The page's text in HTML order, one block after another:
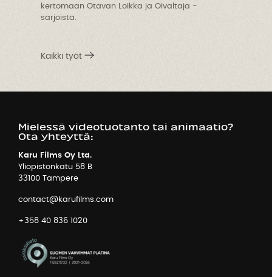
kertomaan Otavan Loikka ja Oivaltaja -
sarjoista.
Kaikki työt
Mielessä videotuotanto tai animaatio?
Ota yhteyttä:
Karu Films Oy Ltd.
Yliopistonkatu 58 B
33100 Tampere
contact@karufilms.com
+358 40 836 1020